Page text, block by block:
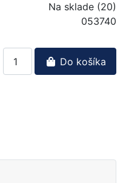
Na sklade (20)
053740
Do košíka